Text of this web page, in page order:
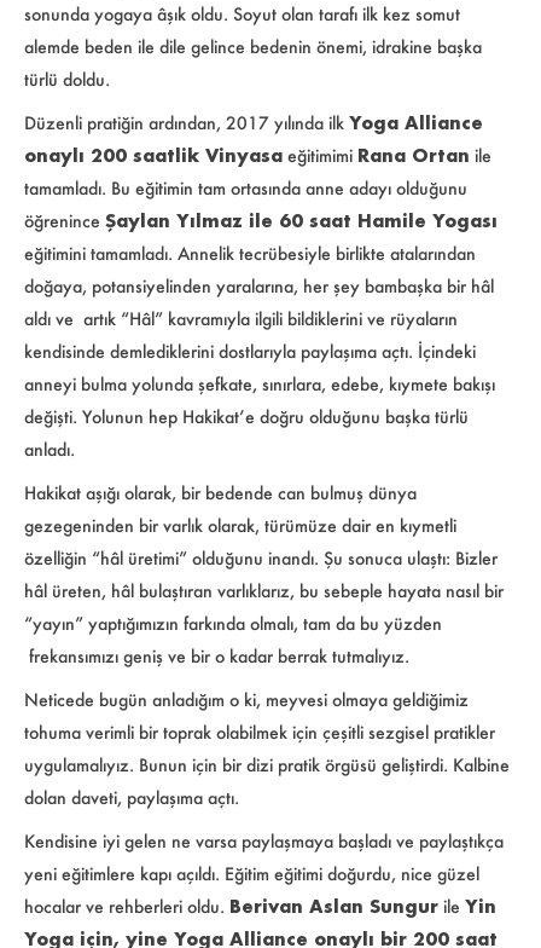
sonunda yogaya âşık oldu. Soyut olan tarafı ilk kez somut
alemde beden ile dile gelince bedenin önemi, idrakine başka
türlü doldu.
Düzenli pratiğin ardından, 2017 yılında ilk Yoga Alliance
onaylı 200 saatlik Vinyasa eğitimimi Rana Ortan ile
tamamladı. Bu eğitimin tam ortasında anne adayı olduğunu
öğrenince Şaylan Yılmaz ile 60 saat Hamile Yogası
eğitimini tamamladı. Annelik tecrübesiyle birlikte atalarından
doğaya, potansiyelinden yaralarına, her şey bambaşka bir hâl
aldı ve artık “Hâl” kavramıyla ilgili bildiklerini ve rüyaların
kendisinde demlediklerini dostlarıyla paylaşıma açtı. İçindeki
anneyi bulma yolunda şefkate, sınırlara, edebe, kıymete bakışı
değişti. Yolunun hep Hakikat’e doğru olduğunu başka türlü
anladı.
Hakikat aşığı olarak, bir bedende can bulmuş dünya
gezegeninden bir varlık olarak, türümüze dair en kıymetli
özelliğin “hâl üretimi” olduğunu inandı. Şu sonuca ulaştı: Bizler
hâl üreten, hâl bulaştıran varlıklarız, bu sebeple hayata nasıl bir
“yayın” yaptığımızın farkında olmalı, tam da bu yüzden
frekansımızı geniş ve bir o kadar berrak tutmalıyız.
Neticede bugün anladığım o ki, meyvesi olmaya geldiğimiz
tohuma verimli bir toprak olabilmek için çeşitli sezgisel pratikler
uygulamalıyız. Bunun için bir dizi pratik örgüsü geliştirdi. Kalbine
dolan daveti, paylaşıma açtı.
Kendisine iyi gelen ne varsa paylaşmaya başladı ve paylaştıkça
yeni eğitimlere kapı açıldı. Eğitim eğitimi doğurdu, nice güzel
hocalar ve rehberleri oldu. Berivan Aslan Sungur ile Yin
Yoga için, yine Yoga Alliance onaylı bir 200 saat